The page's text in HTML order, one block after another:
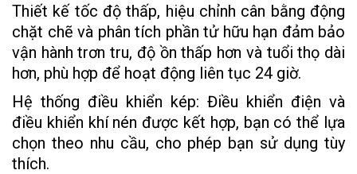
Thiết kế tốc độ thấp, hiệu chỉnh cân bằng động
chặt chẽ và phân tích phần tử hữu hạn đảm bảo
vận hành trơn tru, độ ồn thấp hơn và tuổi thọ dài
hơn, phù hợp để hoạt động liên tục 24 giờ.
Hệ thống điều khiển kép: Điều khiển điện và
điều khiển khí nén được kết hợp, bạn có thể lựa
chọn theo nhu cầu, cho phép bạn sử dụng tùy
thích.